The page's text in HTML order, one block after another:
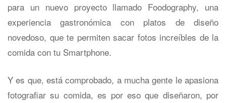
para un nuevo proyecto llamado Foodography, una
experiencia gastronómica con platos de diseño
novedoso, que te permiten sacar fotos increíbles de la
comida con tu Smartphone.
Y es que, está comprobado, a mucha gente le apasiona
fotografiar su comida, es por eso que diseñaron, por